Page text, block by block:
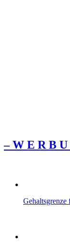
– W Ε R Β